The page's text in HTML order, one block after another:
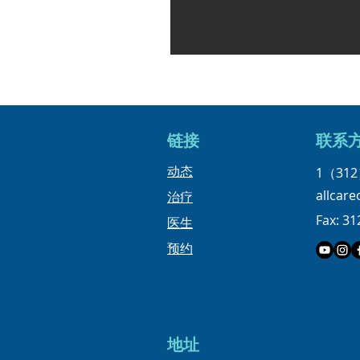
链接
​动态
治疗
医生
预约
联系
1（
Fax:
地址